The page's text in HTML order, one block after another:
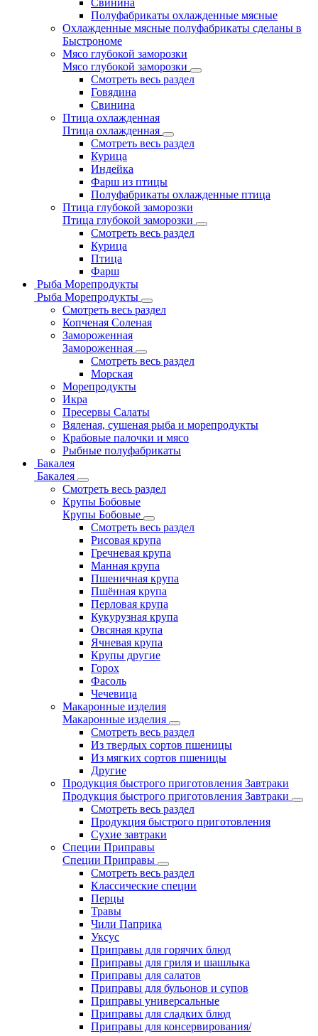
Свинина
Полуфабрикаты охлажденные мясные
Охлажденные мясные полуфабрикаты сделаны в
Быстрономе
Мясо глубокой заморозки
Мясо глубокой заморозки
Смотреть весь раздел
Говядина
Свинина
Птица охлажденная
Птица охлажденная
Смотреть весь раздел
Курица
Индейка
Фарш из птицы
Полуфабрикаты охлажденные птица
Птица глубокой заморозки
Птица глубокой заморозки
Смотреть весь раздел
Курица
Птица
Фарш
Рыба Морепродукты
Рыба Морепродукты
Смотреть весь раздел
Копченая Соленая
Замороженная
Замороженная
Смотреть весь раздел
Морская
Морепродукты
Икра
Пресервы Салаты
Вяленая, сушеная рыба и морепродукты
Крабовые палочки и мясо
Рыбные полуфабрикаты
Бакалея
Бакалея
Смотреть весь раздел
Крупы Бобовые
Крупы Бобовые
Смотреть весь раздел
Рисовая крупа
Гречневая крупа
Манная крупа
Пшеничная крупа
Пшённая крупа
Перловая крупа
Кукурузная крупа
Овсяная крупа
Ячневая крупа
Крупы другие
Горох
Фасоль
Чечевица
Макаронные изделия
Макаронные изделия
Смотреть весь раздел
Из твердых сортов пшеницы
Из мягких сортов пшеницы
Другие
Продукция быстрого приготовления Завтраки
Продукция быстрого приготовления Завтраки
Смотреть весь раздел
Продукция быстрого приготовления
Сухие завтраки
Специи Приправы
Специи Приправы
Смотреть весь раздел
Классические специи
Перцы
Травы
Чили Паприка
Уксус
Приправы для горячих блюд
Приправы для гриля и шашлыка
Приправы для салатов
Приправы для бульонов и супов
Приправы универсальные
Приправы для сладких блюд
Приправы для консервирования/